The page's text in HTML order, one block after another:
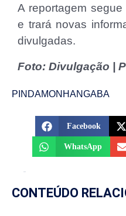
A reportagem
e trará novas
divulgadas.
Foto: Divulgação |
PINDAMONHANGABA
Facebook
WhatsApp
CONTEÚDO